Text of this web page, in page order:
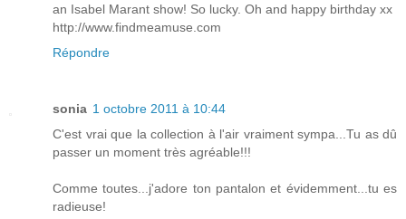
an Isabel Marant show! So lucky. Oh and happy birthday xx
http://www.findmeamuse.com
Répondre
sonia 1 octobre 2011 à 10:44
C'est vrai que la collection à l'air vraiment sympa...Tu as dû
passer un moment très agréable!!!
Comme toutes...j'adore ton pantalon et évidemment...tu es
radieuse!